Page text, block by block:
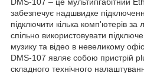
забезпечує надшвидке
підключити кілька комп'ютерів за
спільно використовувати
музику та відео в невеликому
DMS-107 являє собою пристрій
складного технічного